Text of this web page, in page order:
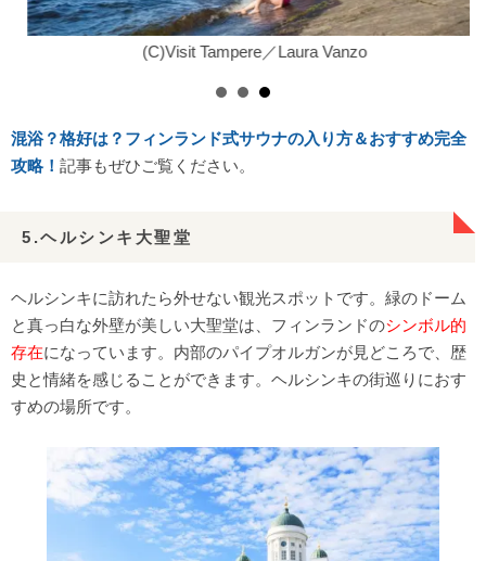
(C)Visit Tampere／Laura Vanzo
混浴？格好は？フィンランド式サウナの入り方＆おすすめ完全
攻略！ 記事もぜひご覧ください。
5.ヘルシンキ大聖堂
ヘルシンキに訪れたら外せない観光スポットです。緑のドーム
と真っ白な外壁が美しい大聖堂は、フィンランドのシンボル的
存在になっています。内部のパイプオルガンが見どころで、歴
史と情緒を感じることができます。ヘルシンキの街巡りにおす
すめの場所です。